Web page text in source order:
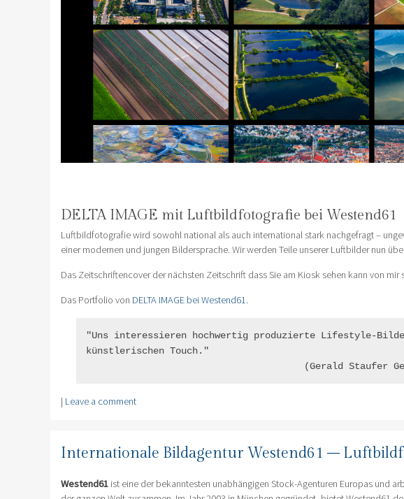
DELTA IMAGE mit Luftbildfotografie bei Westend61
Luftbildfotografie wird sowohl national als auch international stark nachgefragt –
einer modernen und jungen Bildersprache. Wir werden Teile unserer Luftbilder nun
Das Zeitschriftencover der nächsten Zeitschrift dass Sie am Kiosk sehen kann von mir
Das Portfolio von DELTA IMAGE bei Westend61 .
"Uns interessieren hochwertig produzierte Lifestyle-
künstlerischen Touch."
(Gerald Staufer
| Leave a comment
Internationale Bildagentur Westend61 –
Westend61 ist eine der bekanntesten unabhängigen Stock-Agenturen Europas und